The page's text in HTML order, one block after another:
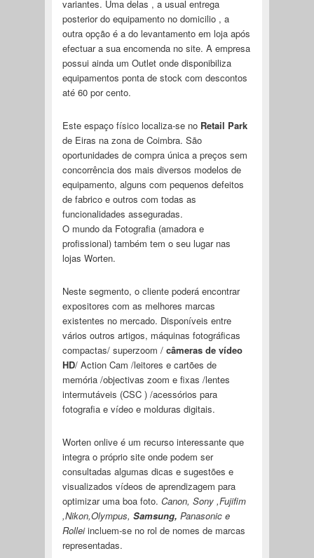
variantes. Uma delas , a usual entrega
posterior do equipamento no domicilio , a
outra opção é a do levantamento em loja após
efectuar a sua encomenda no site. A empresa
possui ainda um Outlet onde disponibiliza
equipamentos ponta de stock com descontos
até 60 por cento.
Este espaço físico localiza-se noRetail Park
de Eiras na zona de Coimbra. São
oportunidades de compra única a preços sem
concorrência dos mais diversos modelos de
equipamento, alguns com pequenos defeitos
de fabrico e outros com todas as
funcionalidades asseguradas.
O mundo da Fotografia (amadora e
profissional) também tem o seu lugar nas
lojas Worten.
Neste segmento, o cliente poderá encontrar
expositores com as melhores marcas
existentes no mercado. Disponíveis entre
vários outros artigos, máquinas fotográficas
compactas/ superzoom / câmeras de vídeo
HD/ Action Cam /leitores e cartões de
memória /objectivas zoom e fixas /lentes
intermutáveis (CSC ) /acessórios para
fotografia e vídeo e molduras digitais.
Worten onlive é um recurso interessante que
integra o próprio site onde podem ser
consultadas algumas dicas e sugestões e
visualizados vídeos de aprendizagem para
optimizar uma boa foto. Canon, Sony ,Fujifim
,Nikon,Olympus, Samsung, Panasonic e
Rolleiincluem-se no rol de nomes de marcas
representadas.